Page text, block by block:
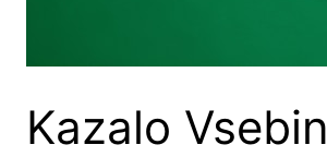
Kazalo Vsebin